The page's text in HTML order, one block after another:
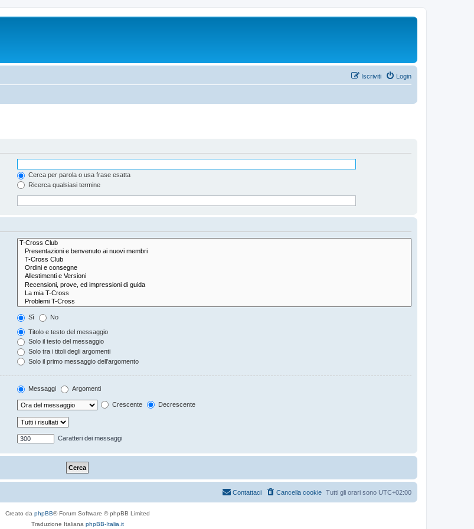
Login
Iscriviti
Cerca per parola o usa frase esatta
Ricerca qualsiasi termine
Sì No
Titolo e testo del messaggio
Solo il testo del messaggio
Solo tra i titoli degli argomenti
Solo il primo messaggio dell’argomento
Messaggi Argomenti
Crescente Decrescente
Caratteri dei messaggi
Tutti gli orari sono UTC+02:00
Cancella cookie
Contattaci
Creato da phpBB® Forum Software © phpBB Limited
Traduzione Italiana phpBB-Italia.it